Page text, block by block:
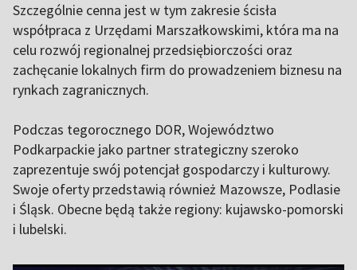
Szczególnie cenna jest w tym zakresie ścisła
współpraca z Urzędami Marszałkowskimi, która ma na
celu rozwój regionalnej przedsiębiorczości oraz
zachęcanie lokalnych firm do prowadzeniem biznesu na
rynkach zagranicznych.
Podczas tegorocznego DOR, Województwo
Podkarpackie jako partner strategiczny szeroko
zaprezentuje swój potencjał gospodarczy i kulturowy.
Swoje oferty przedstawią również Mazowsze, Podlasie
i Śląsk. Obecne będą także regiony: kujawsko-pomorski
i lubelski.